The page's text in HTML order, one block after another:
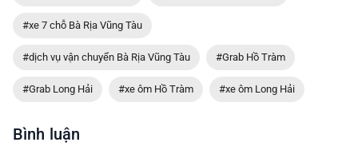
#xe 7 chỗ Bà Rịa Vũng Tàu
#dịch vụ vận chuyển Bà Rịa Vũng Tàu #Grab Hồ Tràm
#Grab Long Hải #xe ôm Hồ Tràm #xe ôm Long Hải
Bình luận